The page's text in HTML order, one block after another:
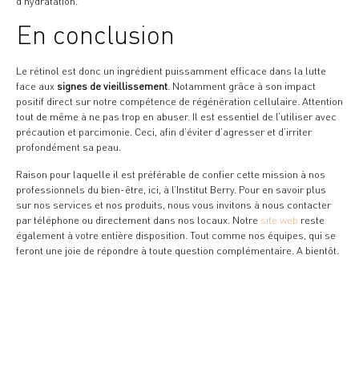
En conclusion
Le rétinol est donc un ingrédient puissamment efficace dans la lutte
face aux signes de vieillissement. Notamment grâce à son impact
positif direct sur notre compétence de régénération cellulaire. Attention
tout de même à ne pas trop en abuser. Il est essentiel de l’utiliser avec
précaution et parcimonie. Ceci, afin d’éviter d’agresser et d’irriter
profondément sa peau.
Raison pour laquelle il est préférable de confier cette mission à nos
professionnels du bien-être, ici, à l’Institut Berry. Pour en savoir plus
sur nos services et nos produits, nous vous invitons à nous contacter
par téléphone ou directement dans nos locaux. Notre site web reste
également à votre entière disposition. Tout comme nos équipes, qui se
feront une joie de répondre à toute question complémentaire. A bientôt.